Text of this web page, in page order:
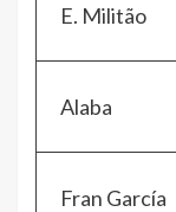
E. Militão
Alaba
Fran García